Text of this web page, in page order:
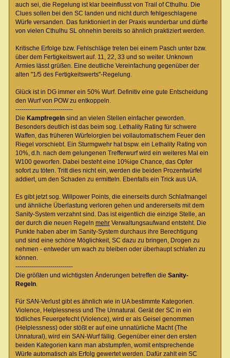
auch sei, die Regelung ist klar beeinflusst von Trail of Cthulhu. Die
Clues sollen bei den SC landen und nicht durch fehlgeschlagene
Würfe versanden. Das funktioniert in der Praxis wunderbar und dürfte
von vielen Cthulhu SL ohnehin bereits so ähnlich praktiziert werden.
Kritische Erfolge bzw. Fehlschläge treten bei einem Pasch unter bzw.
über dem Fertigkeitswert auf. 11, 22, 33 und so weiter. Unknown
Armies lässt grüßen. Eine deutliche Vereinfachung gegenüber der
alten "1/5 des Fertigkeitswerts"-Regelung.
Glück ist in DG immer ein 50% Wurf. Definitiv eine gute Entscheidung
den Wurf von POW zu entkoppeln.
----------------------------
Die Kampfregelnsind an vielen Stellen einfacher geworden.
Besonders deutlich ist das beim sog. Lethality Rating für schwere
Waffen, das früheren Würfelorgien bei vollautomatischem Feuer den
Riegel vorschiebt. Ein Sturmgwehr hat bspw. ein Lethality Rating von
10%, d.h. nach dem gelungenen Trefferwurf wird ein weiteres Mal ein
W100 geworfen. Dabei besteht eine 10%ige Chance, das Opfer
sofort zu töten. Tritt dies nicht ein, werden die beiden Prozentwürfel
addiert, um den Schaden zu ermitteln. Ebenfalls ein Trick aus UA.
Es gibt jetzt sog. Willpower Points, die einerseits durch Schlafmangel
und ähnliche Überlastung verloren gehen und andererseits mit dem
Sanity-System verzahnt sind. Das ist eigentlich die einzige Stelle, an
der durch die neuen Regeln mehrVerwaltungsaufwand entsteht. Die
Punkte haben aber im Sanity-System durchaus ihre Berechtigung
und sind eine schöne Möglichkeit, SC dazu zu bringen, Drogen zu
nehmen - entweder um wach zu bleiben oder überhaupt schlafen zu
können.
----------------------------
Die größten und wichtigsten Änderungen betreffen die Sanity-
Regeln.
Für SAN-Verlust gibt es ähnlich wie in UA bestimmte Kategorien.
Violence, Helplessness und The Unnatural. Gerät der SC in ein
tödliches Feuergefecht (Violence), wird er als Geisel genommen
(Helplessness) oder stößt er auf eine unnatürliche Macht (The
Unnatural), wird ein SAN-Wurf fällig. Gegenüber einer den ersten
beiden Kategorien kann man abstumpfen, womit entsprechende
Würfe automatisch als Erfolg gewertet werden. Dafür zahlt ein SC